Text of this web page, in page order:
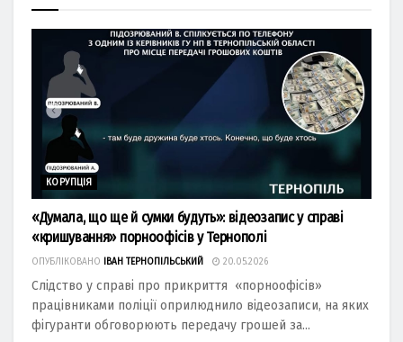
КОРУПЦІЯ
«Думала, що ще й сумки будуть»: відеозапис у справі
«кришування» порноофісів у Тернополі
ОПУБЛІКОВАНО ІВАН ТЕРНОПІЛЬСЬКИЙ 20.05.2026
Слідство у справі про прикриття «порноофісів»
працівниками поліції оприлюднило відеозаписи, на яких
фігуранти обговорюють передачу грошей за...